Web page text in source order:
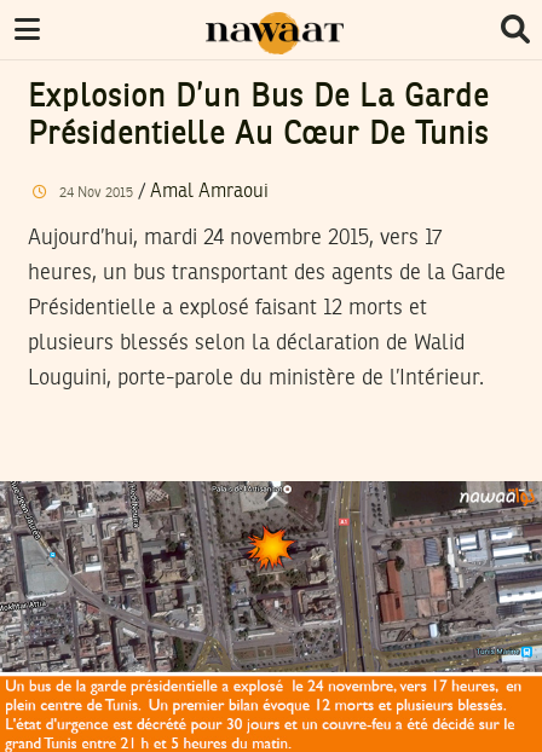
Explosion D’un Bus De La Garde
Présidentielle Au Cœur De Tunis
24 Nov 2015/ Amal Amraoui
Aujourd’hui, mardi 24 novembre 2015, vers 17
heures, un bus transportant des agents de la Garde
Présidentielle a explosé faisant 12 morts et
plusieurs blessés selon la déclaration de Walid
Louguini, porte-parole du ministère de l’Intérieur.